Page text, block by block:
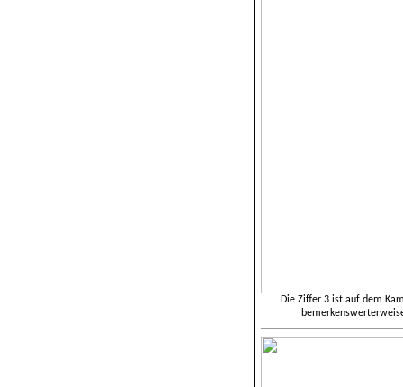
Die Ziffer 3 ist auf dem